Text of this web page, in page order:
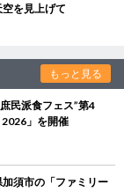
を見上げて
もっと見る
民派食フェス”第4
」を開催
須市の「ファミリー